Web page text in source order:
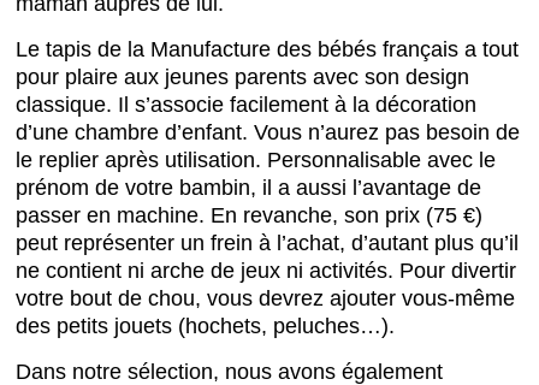
Le tapis de la Manufacture des bébés français a tout
pour plaire aux jeunes parents avec son design
classique. Il s’associe facilement à la décoration
d’une chambre d’enfant. Vous n’aurez pas besoin de
le replier après utilisation. Personnalisable avec le
prénom de votre bambin, il a aussi l’avantage de
passer en machine. En revanche, son prix (75 €)
peut représenter un frein à l’achat, d’autant plus qu’il
ne contient ni arche de jeux ni activités. Pour divertir
votre bout de chou, vous devrez ajouter vous-même
des petits jouets (hochets, peluches…).
Dans notre sélection, nous avons également